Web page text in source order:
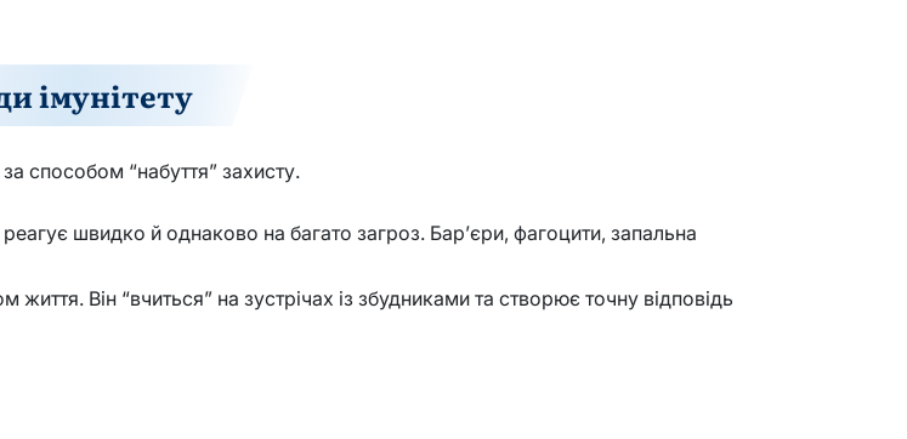
імунітету
способом “набуття” захисту.
швидко й однаково на багато загроз. Бар’єри, фагоцити, запальна
життя. Він “вчиться” на зустрічах із збудниками та створює точну відповідь